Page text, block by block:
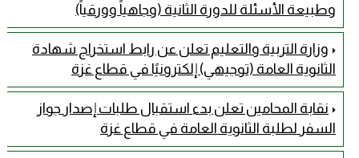
وطبيعة الأسئلة للدورة الثانية (وجاهياً وورقياً)
وزارة التربية والتعليم تعلن عن رابط استخراج شهادة
الثانوية العامة (توجيهي) إلكترونيًا في قطاع غزة
نقابة المحامين تعلن بدء استقبال طلبات إصدار جواز
السفر لطلبة الثانوية العامة في قطاع غزة